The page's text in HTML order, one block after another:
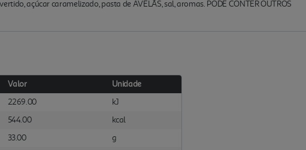
açúcar caramelizado, pasta de AVELÃS, sal, aromas. PODE CONTER OUTROS
Valor
Unidade
2269.00
kJ
544.00
kcal
33.00
g